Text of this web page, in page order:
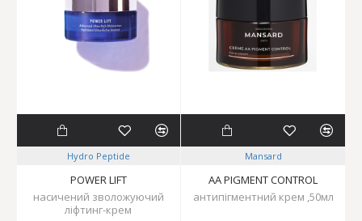
Hydro Peptide
POWER LIFT
насичений зволожуючий
ліфтинг-крем
Mansard
AA PIGMENT CONTROL
антипігментний крем ,50мл